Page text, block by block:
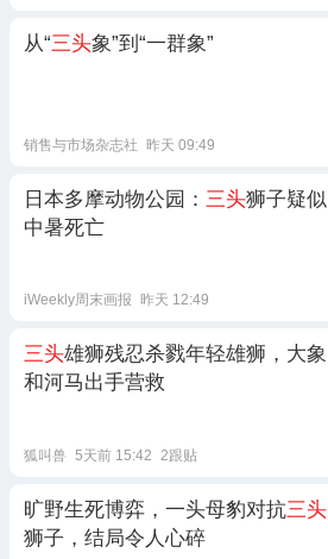
从“三头象”到“一群象”
销售与市场杂志社 昨天 09:49
日本多摩动物公园： 三头狮子疑似
中暑死亡
iWeekly周末画报 昨天 12:49
三头雄狮残忍杀戮年轻雄狮，大象
和河马出手营救
狐叫兽 5天前 15:42 2跟贴
旷野生死博弈，一头母豹对抗三头
狮子，结局令人心碎